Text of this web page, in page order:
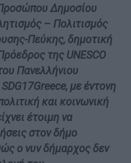
Δημοσίου
– Πολιτισμός
Πεύκης, δημοτική
της UNESCO
Πανελλήνιου
με έντονη
και κοινωνική
έτοιμη να
στον δήμο
ο νυν δήμαρχος δεν